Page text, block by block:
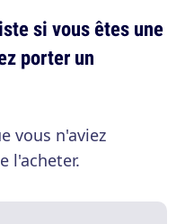
si vous êtes une
porter un
vous n'aviez
l'acheter.